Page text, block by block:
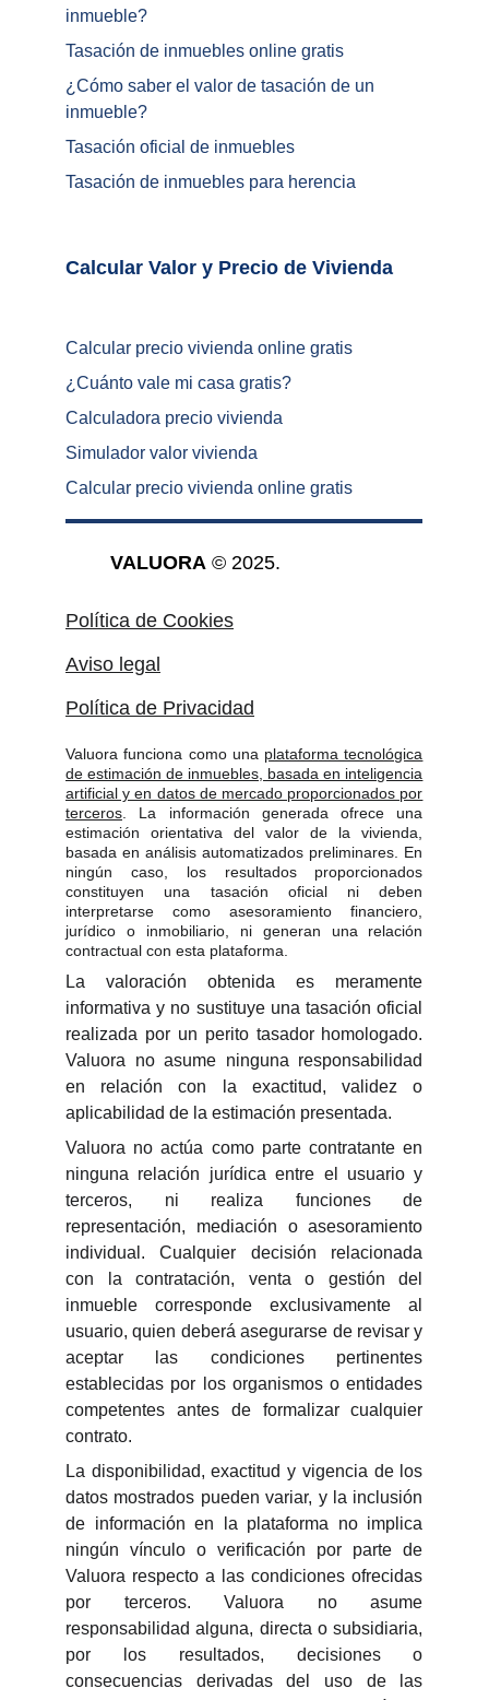
Valuora funciona como una plataforma tecnológica
de estimación de inmuebles, basada en inteligencia
artificial y en datos de mercado proporcionados por
terceros . La información generada ofrece una
estimación orientativa del valor de la vivienda,
basada en análisis automatizados preliminares. En
ningún caso, los resultados proporcionados
constituyen una tasación oficial ni deben
interpretarse como asesoramiento financiero,
jurídico o inmobiliario, ni generan una relación
contractual con esta plataforma.
La valoración obtenida es meramente
informativa y no sustituye una tasación oficial
realizada por un perito tasador homologado.
Valuora no asume ninguna responsabilidad
en relación con la exactitud, validez o
aplicabilidad de la estimación presentada.
Valuora no actúa como parte contratante en
ninguna relación jurídica entre el usuario y
terceros, ni realiza funciones de
representación, mediación o asesoramiento
individual. Cualquier decisión relacionada
con la contratación, venta o gestión del
inmueble corresponde exclusivamente al
usuario, quien deberá asegurarse de revisar y
aceptar las condiciones pertinentes
establecidas por los organismos o entidades
competentes antes de formalizar cualquier
contrato.
La disponibilidad, exactitud y vigencia de los
datos mostrados pueden variar, y la inclusión
de información en la plataforma no implica
ningún vínculo o verificación por parte de
Valuora respecto a las condiciones ofrecidas
por terceros. Valuora no asume
responsabilidad alguna, directa o subsidiaria,
por los resultados, decisiones o
consecuencias derivadas del uso de las
VALUORA © 2025.
Aviso legal
Política de Privacidad
Política de Cookies
inmueble?
Tasación de inmuebles online gratis
¿ Cómo saber el valor de tasación de un
inmueble?
Tasación oficial de inmuebles
Tasación de inmuebles para herencia
Calcular precio vivienda online gratis
¿ Cuánto vale mi casa gratis?
Calculadora precio vivienda
Simulador valor vivienda
Calcular precio vivienda online gratis